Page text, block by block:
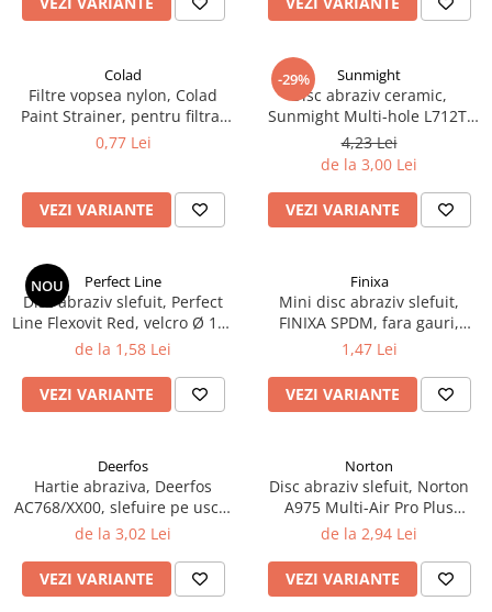
Accesori cana
Curatat
Degresant suprafete
2.5 MASCARE
Hartie mascare
Banda mascare
Suporti
2.6 SLEFUIRE
Disc abraziv velcro
Hartie abraziva
Bloc manual slefuire
Epoxy Primer
Filler
Filler UV
Intaritor Primer
Spray Primer
2.8 PREGATIREA VOPSELEI
Indreptat fara vopsire
Montat si demontat
Scule tinichigerie
3.7 SUDURA
Aparat sudura MIG - MAG
Sarma sudura si electrozi
Protectie suduri
3.8 USCARE VOPSEA
Colad
Filtre vopsea nylon, Colad
Paint Strainer, pentru filtrat
vopsea 125 µ / 190 µ, pret 1
0,77 Lei
VEZI VARIANTE
-29% Sunmight
Disc abraziv ceramic,
Sunmight Multi-hole L712T,
cu film velcro, diametru 150
mm
4,23 Lei
de la 3,00 Lei
VEZI VARIANTE
NOU Perfect Line
Disc abraziv slefuit, Perfect
Line Flexovit Red, velcro Ø 150
mm
de la 1,58 Lei
VEZI VARIANTE
Finixa
Mini disc abraziv slefuit,
FINIXA SPDM, fara gauri,
diametru Ø 35 mm
1,47 Lei
VEZI VARIANTE
Deerfos
Hartie abraziva, Deerfos
AC768/XX00, slefuire pe uscat
sau umed, dimensiune 230 x
de la 3,02 Lei
VEZI VARIANTE
Norton
Disc abraziv slefuit, Norton
A975 Multi-Air Pro Plus
Ceramic, velcro, diametru Ø
de la 2,94 Lei
VEZI VARIANTE